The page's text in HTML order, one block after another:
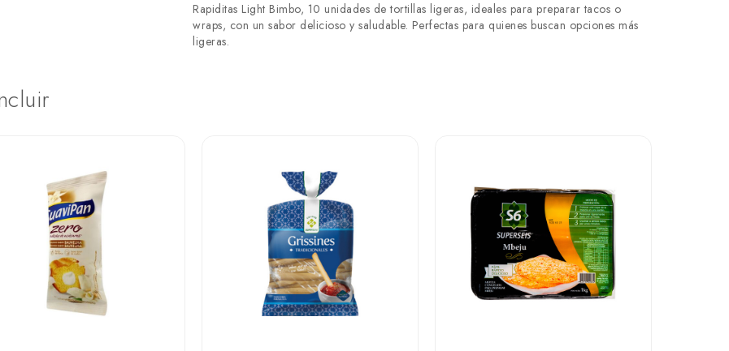
Rapiditas Light Bimbo, 10 unidades de tortillas ligeras, ideales para preparar tacos o
wraps, con un sabor delicioso y saludable. Perfectas para quienes buscan opciones más
ligeras.